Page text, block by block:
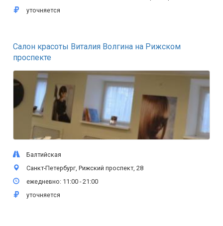
уточняется
Салон красоты Виталия Волгина на Рижском
проспекте
Балтийская
Санкт-Петербург, Рижский проспект, 28
ежедневно: 11:00 - 21:00
уточняется